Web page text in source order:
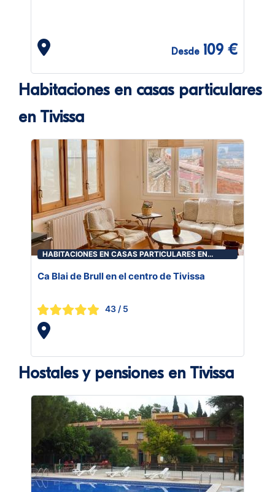
Desde 109 €
Habitaciones en casas particulares
en Tivissa
HABITACIONES EN CASAS PARTICULARES EN
Ca Blai de Brull en el centro de Tivissa
43 / 5
Hostales y pensiones en Tivissa